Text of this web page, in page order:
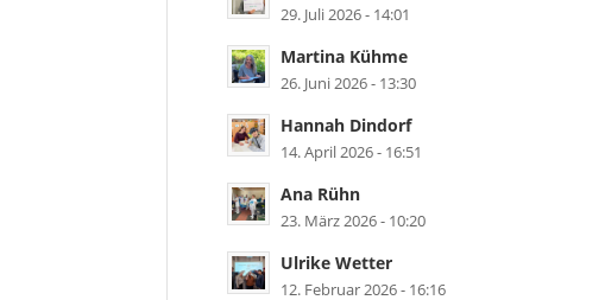
29. Juli 2026 - 14:01
Martina Kühme
26. Juni 2026 - 13:30
Hannah Dindorf
14. April 2026 - 16:51
Ana Rühn
23. März 2026 - 10:20
Ulrike Wetter
12. Februar 2026 - 16:16